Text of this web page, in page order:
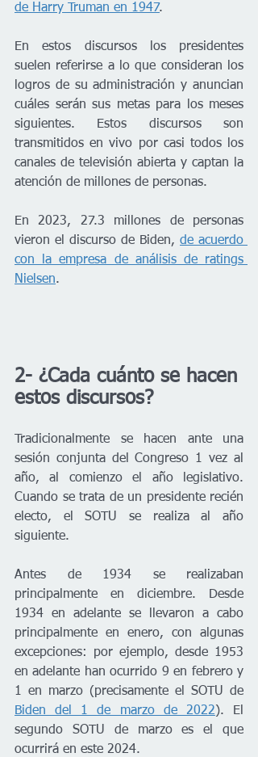
de Harry Truman en 1947.
En estos discursos los presidentes
suelen referirse a lo que consideran los
logros de su administración y anuncian
cuáles serán sus metas para los meses
siguientes. Estos discursos son
transmitidos en vivo por casi todos los
canales de televisión abierta y captan la
atención de millones de personas.
En 2023, 27.3 millones de personas
vieron el discurso de Biden, de acuerdo
con la empresa de análisis de ratings
Nielsen.
2- ¿Cada cuánto se hacen
estos discursos?
Tradicionalmente se hacen ante una
sesión conjunta del Congreso 1 vez al
año, al comienzo el año legislativo.
Cuando se trata de un presidente recién
electo, el SOTU se realiza al año
siguiente.
Antes de 1934 se realizaban
principalmente en diciembre. Desde
1934 en adelante se llevaron a cabo
principalmente en enero, con algunas
excepciones: por ejemplo, desde 1953
en adelante han ocurrido 9 en febrero y
Biden del 1 de marzo de 2022). El
segundo SOTU de marzo es el que
ocurrirá en este 2024.